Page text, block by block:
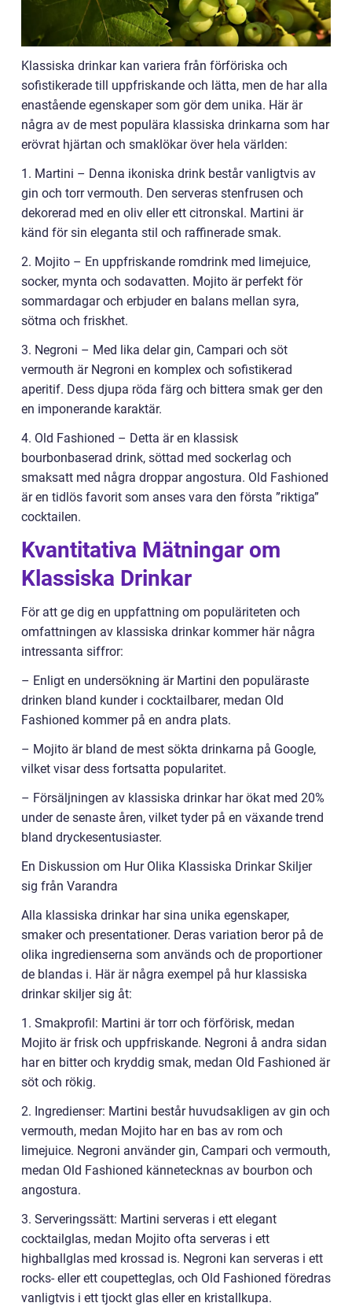
Klassiska drinkar kan variera från förföriska och
sofistikerade till uppfriskande och lätta, men de har alla
enastående egenskaper som gör dem unika. Här är
några av de mest populära klassiska drinkarna som har
erövrat hjärtan och smaklökar över hela världen:
1. Martini – Denna ikoniska drink består vanligtvis av
gin och torr vermouth. Den serveras stenfrusen och
dekorerad med en oliv eller ett citronskal. Martini är
känd för sin eleganta stil och raffinerade smak.
2. Mojito – En uppfriskande romdrink med limejuice,
socker, mynta och sodavatten. Mojito är perfekt för
sommardagar och erbjuder en balans mellan syra,
sötma och friskhet.
3. Negroni – Med lika delar gin, Campari och söt
vermouth är Negroni en komplex och sofistikerad
aperitif. Dess djupa röda färg och bittera smak ger den
en imponerande karaktär.
4. Old Fashioned – Detta är en klassisk
bourbonbaserad drink, söttad med sockerlag och
smaksatt med några droppar angostura. Old Fashioned
är en tidlös favorit som anses vara den första ”riktiga”
cocktailen.
Kvantitativa Mätningar om
Klassiska Drinkar
För att ge dig en uppfattning om populäriteten och
omfattningen av klassiska drinkar kommer här några
intressanta siffror:
– Enligt en undersökning är Martini den populäraste
drinken bland kunder i cocktailbarer, medan Old
Fashioned kommer på en andra plats.
– Mojito är bland de mest sökta drinkarna på Google,
vilket visar dess fortsatta popularitet.
– Försäljningen av klassiska drinkar har ökat med 20%
under de senaste åren, vilket tyder på en växande trend
bland dryckesentusiaster.
En Diskussion om Hur Olika Klassiska Drinkar Skiljer
sig från Varandra
Alla klassiska drinkar har sina unika egenskaper,
smaker och presentationer. Deras variation beror på de
olika ingredienserna som används och de proportioner
de blandas i. Här är några exempel på hur klassiska
drinkar skiljer sig åt:
1. Smakprofil: Martini är torr och förförisk, medan
Mojito är frisk och uppfriskande. Negroni å andra sidan
har en bitter och kryddig smak, medan Old Fashioned är
söt och rökig.
2. Ingredienser: Martini består huvudsakligen av gin och
vermouth, medan Mojito har en bas av rom och
limejuice. Negroni använder gin, Campari och vermouth,
medan Old Fashioned kännetecknas av bourbon och
angostura.
3. Serveringssätt: Martini serveras i ett elegant
cocktailglas, medan Mojito ofta serveras i ett
highballglas med krossad is. Negroni kan serveras i ett
rocks- eller ett coupetteglas, och Old Fashioned föredras
vanligtvis i ett tjockt glas eller en kristallkupa.